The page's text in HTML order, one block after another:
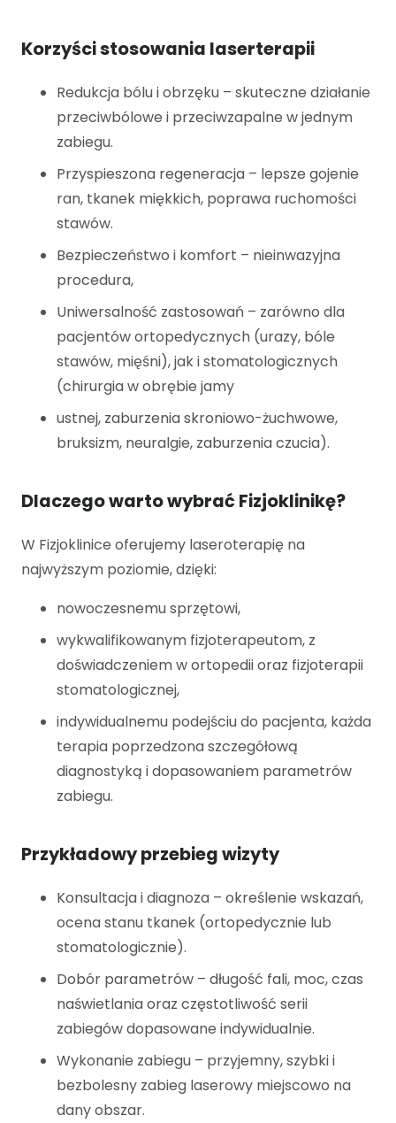
Korzyści stosowania laserterapii
Redukcja bólu i obrzęku – skuteczne działanie
przeciwbólowe i przeciwzapalne w jednym
zabiegu.
Przyspieszona regeneracja – lepsze gojenie
ran, tkanek miękkich, poprawa ruchomości
stawów.
Bezpieczeństwo i komfort – nieinwazyjna
procedura,
Uniwersalność zastosowań – zarówno dla
pacjentów ortopedycznych (urazy, bóle
stawów, mięśni), jak i stomatologicznych
(chirurgia w obrębie jamy
ustnej, zaburzenia skroniowo-żuchwowe,
bruksizm, neuralgie, zaburzenia czucia).
Dlaczego warto wybrać Fizjoklinikę?
W Fizjoklinice oferujemy laseroterapię na
najwyższym poziomie, dzięki:
nowoczesnemu sprzętowi,
wykwalifikowanym fizjoterapeutom, z
doświadczeniem w ortopedii oraz fizjoterapii
stomatologicznej,
indywidualnemu podejściu do pacjenta, każda
terapia poprzedzona szczegółową
diagnostyką i dopasowaniem parametrów
zabiegu.
Przykładowy przebieg wizyty
Konsultacja i diagnoza – określenie wskazań,
ocena stanu tkanek (ortopedycznie lub
stomatologicznie).
Dobór parametrów – długość fali, moc, czas
naświetlania oraz częstotliwość serii
zabiegów dopasowane indywidualnie.
Wykonanie zabiegu – przyjemny, szybki i
bezbolesny zabieg laserowy miejscowo na
dany obszar.